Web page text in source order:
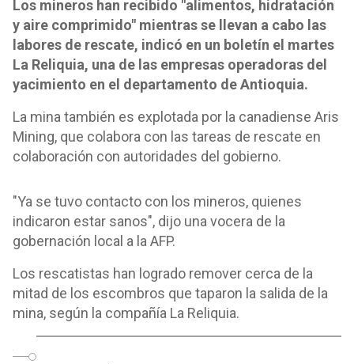
Los mineros han recibido "alimentos, hidratación
y aire comprimido" mientras se llevan a cabo las
labores de rescate, indicó en un boletín el martes
La Reliquia, una de las empresas operadoras del
yacimiento en el departamento de Antioquia.
La mina también es explotada por la canadiense Aris
Mining, que colabora con las tareas de rescate en
colaboración con autoridades del gobierno.
"Ya se tuvo contacto con los mineros, quienes
indicaron estar sanos", dijo una vocera de la
gobernación local a la AFP.
Los rescatistas han logrado remover cerca de la
mitad de los escombros que taparon la salida de la
mina, según la compañía La Reliquia.